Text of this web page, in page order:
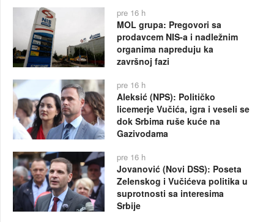
pre 16 h
MOL grupa: Pregovori sa
prodavcem NIS-a i nadležnim
organima napreduju ka
završnoj fazi
pre 16 h
Aleksić (NPS): Političko
licemerje Vučića, igra i veseli se
dok Srbima ruše kuće na
Gazivodama
pre 16 h
Jovanović (Novi DSS): Poseta
Zelenskog i Vučićeva politika u
suprotnosti sa interesima
Srbije